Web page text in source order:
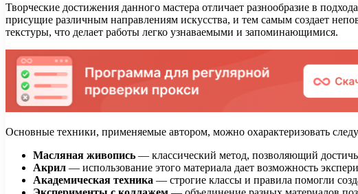
Творческие достижения данного мастера отличает разнообразие в
присущие различным направлениям искусства, и тем самым создает
текстуры, что делает работы легко узнаваемыми и запоминающимися.
Основные техники, применяемые автором, можно охарактеризовать
Масляная живопись — классический метод, позволяющий
Акрил — использование этого материала дает возможность
Академическая техника — строгие классы и правила помогли